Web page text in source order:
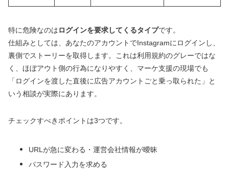
特に危険なのはログインを要求してくるタイプです。
仕組みとしては、あなたのアカウントでInstagramにログインし、
裏側でストーリーを取得します。これは利用規約のグレーではな
く、ほぼアウト側の行為になりやすく、マーケ支援の現場でも
「ログインを渡した直後に広告アカウントごと乗っ取られた」と
いう相談が実際にあります。
チェックすべきポイントは3つです。
URLが急に変わる・運営会社情報が曖昧
パスワード入力を求める